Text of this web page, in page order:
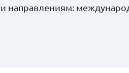
направлениям: